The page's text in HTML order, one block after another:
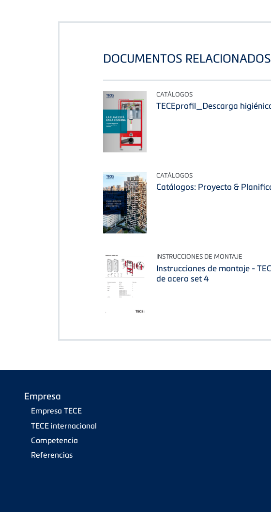
DOCUMENTOS RELACIONADOS
CATÁLOGOS
TECEprofil_Descarga
CATÁLOGOS
Catálogos: Proyecto &
INSTRUCCIONES DE MONTAJE
Instrucciones de montaje -
de acero set 4
Empresa
Empresa TECE
TECE internacional
Competencia
Referencias